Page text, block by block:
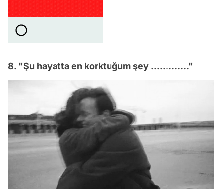
8. "Şu hayatta en korktuğum şey ............."